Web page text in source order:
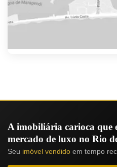
A imobiliária carioca que
mercado de luxo no Rio
Seu imóvel vendido em tempo